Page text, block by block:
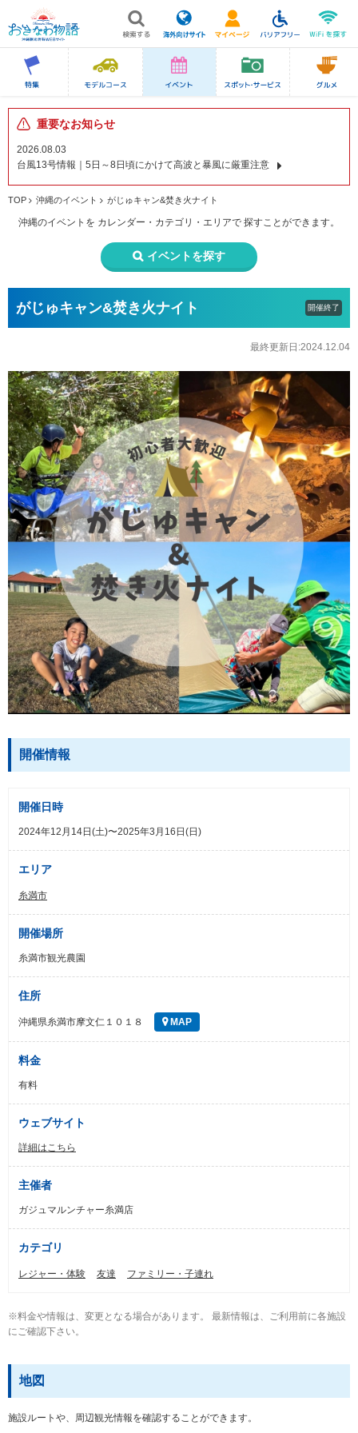
重要なお知らせ
2026.08.03
台風13号情報｜5日～8日頃にかけて高波と暴風に厳重注意
TOP 沖縄のイベント がじゅキャン&焚き火ナイト
沖縄のイベントを カレンダー・カテゴリ・エリアで 探すことができます。
イベントを探す
がじゅキャン&焚き火ナイト 開催終了
最終更新日:2024.12.04
開催情報
開催日時
2024年12月14日(土)〜2025年3月16日(日)
エリア
糸満市
開催場所
糸満市観光農園
住所
沖縄県糸満市摩文仁１０１８ MAP
料金
有料
ウェブサイト
詳細はこちら
主催者
ガジュマルンチャー糸満店
カテゴリ
レジャー・体験 友達 ファミリー・子連れ
※料金や情報は、変更となる場合があります。 最新情報は、ご利用前に各施設
にご確認下さい。
地図
施設ルートや、周辺観光情報を確認することができます。